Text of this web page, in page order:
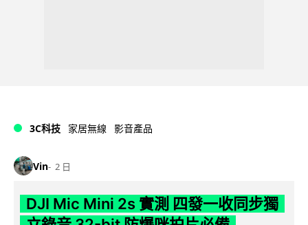
3C科技 家居無線 影音產品
Vin 2 日
DJI Mic Mini 2s 實測 四發一收同步獨